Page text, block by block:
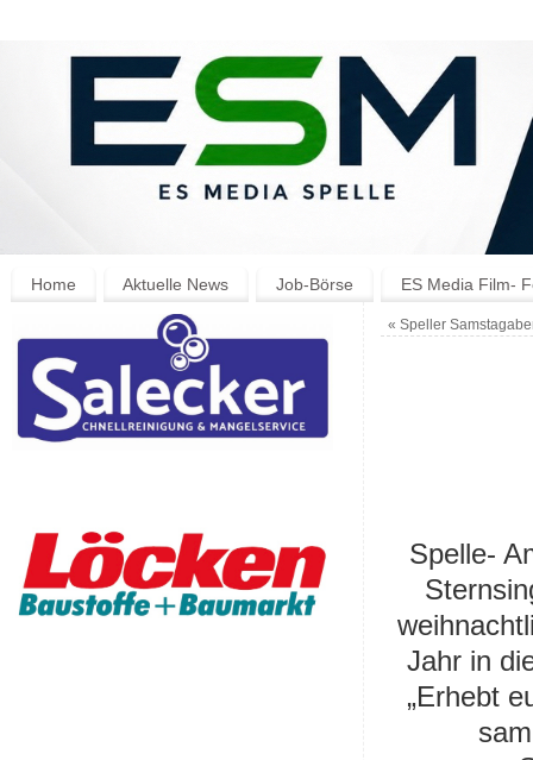
Home Aktuelle News Job-Börse ES Media Film-
« Speller
Spelle-
Jahr in
„Erhebt